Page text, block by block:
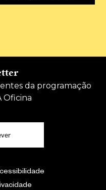
da programação
Oficina